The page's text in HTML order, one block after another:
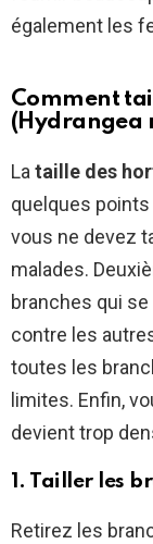
également les
Comment
(Hydrangea
Lataille des
quelques points
vous ne devez
malades.
branches qui
contre les
toutes les
limites. Enfin,
devient trop
1. Tailler les
Retirez les